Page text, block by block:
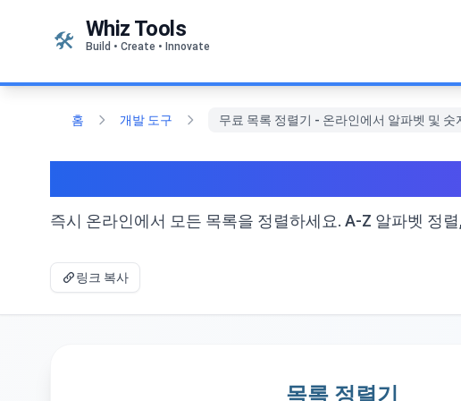
🛠️ Whiz Tools
Build • Create • Innovate
홈 개발 도구 무료 목록 정렬기 - 온라인에서 알파벳 및 숫
즉시 온라인에서 모든 목록을 정렬하세요. A-Z 알파벳 정
링크 복사
목록 정렬기